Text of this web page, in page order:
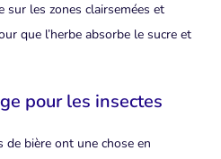
sur les zones clairsemées et
que l’herbe absorbe le sucre et
pour les insectes
de bière ont une chose en